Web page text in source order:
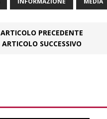
ARTICOLO PRECEDENTE
ARTICOLO SUCCESSIVO